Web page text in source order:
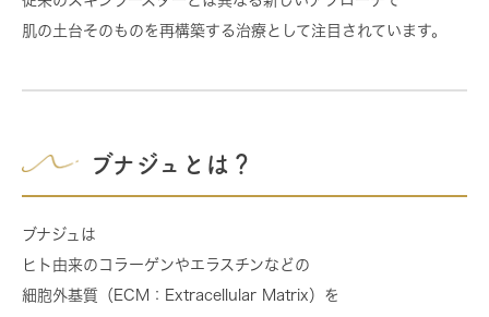
肌の土台そのものを再構築する治療として注目されています。
ブナジュとは？
ブナジュは
ヒト由来のコラーゲンやエラスチンなどの
細胞外基質（ECM：Extracellular Matrix）を